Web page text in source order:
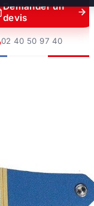
Demander un
devis
02 40 50 97 40